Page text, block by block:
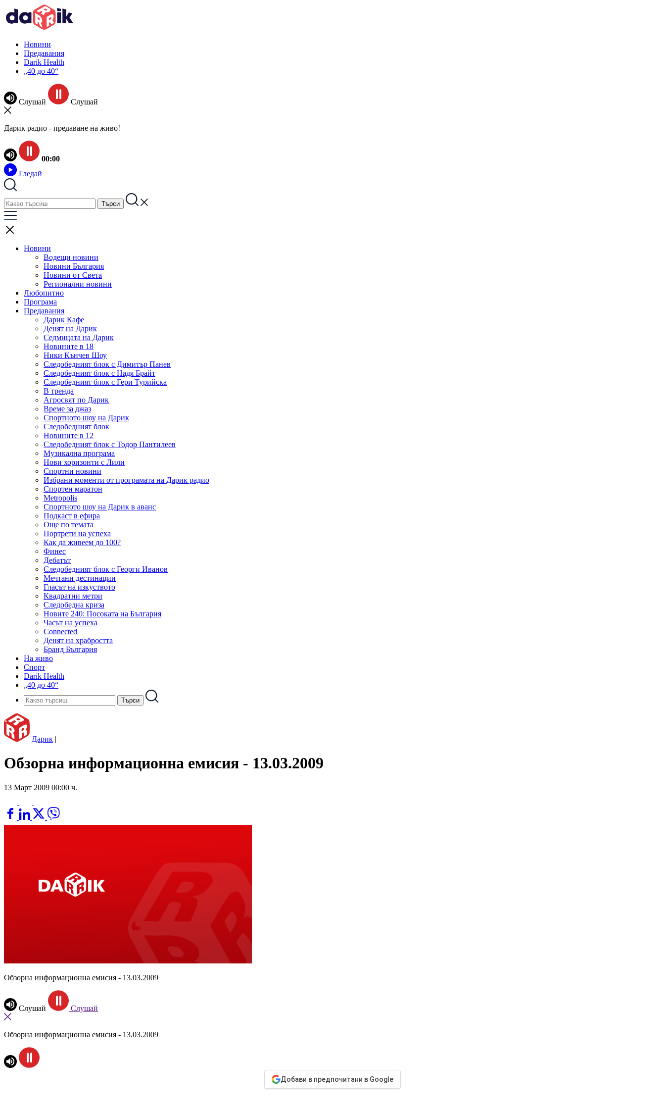
Новини
Предавания
Darik Health
„40 до 40“
Слушай Слушай
Дарик радио - предаване на живо!
00:00
Гледай
Новини
Водещи новини
Новини България
Новини от Света
Регионални новини
Любопитно
Програма
Предавания
Дарик Кафе
Денят на Дарик
Седмицата на Дарик
Новините в 18
Ники Кънчев Шоу
Следобедният блок с Димитър Панев
Следобедният блок с Надя Брайт
Следобедният блок с Гери Турийска
В тренда
Агросвят по Дарик
Време за джаз
Спортното шоу на Дарик
Следобедният блок
Новините в 12
Следобедният блок с Тодор Пантилеев
Музикална програма
Нови хоризонти с Лили
Спортни новини
Избрани моменти от програмата на Дарик радио
Спортен маратон
Metropolis
Спортното шоу на Дарик в аванс
Подкаст в ефира
Още по темата
Портрети на успеха
Как да живеем до 100?
Финес
Дебатът
Следобедният блок с Георги Иванов
Мечтани дестинации
Гласът на изкуството
Квадратни метри
Следобедна криза
Новите 240: Посоката на България
Часът на успеха
Connected
Денят на храбростта
Бранд България
На живо
Спорт
Darik Health
„40 до 40“
Дарик |
Обзорна информационна емисия - 13.03.2009
13 Март 2009 00:00 ч.
Обзорна информационна емисия - 13.03.2009
Слушай Слушай
Обзорна информационна емисия - 13.03.2009
Добави в предпочитани в Google